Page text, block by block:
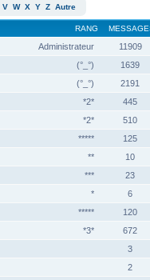
V W X Y Z Autre
RANG
Administrateur 11909
(°_°)
1639
(°_°)
2191
*2*
445
*2*
510
*****
125
**
10
***
23
*
6
*****
120
*3*
672
3
2